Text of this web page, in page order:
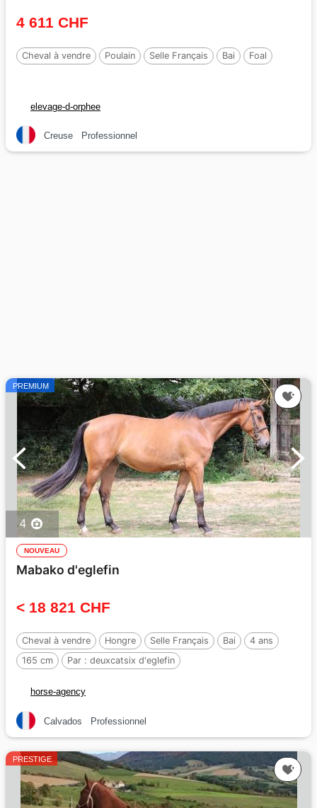
4 611 CHF
Cheval à vendre Poulain Selle Français Bai Foal
elevage-d-orphee
Creuse Professionnel
PREMIUM
4
NOUVEAU
Mabako d'eglefin
< 18 821 CHF
Cheval à vendre Hongre Selle Français Bai
4 ans
165 cm
Par : deuxcatsix d'eglefin
horse-agency
Calvados Professionnel
PRESTIGE